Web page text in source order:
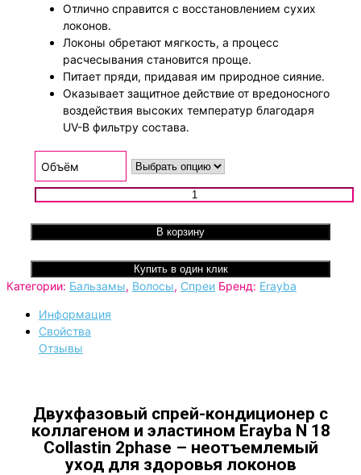
549,00 ₴
985,00 ₴
Отлично справится с восстановлением сухих
локонов.
Локоны обретают мягкость, а процесс
расчесывания становится проще.
Питает пряди, придавая им природное сияние.
Оказывает защитное действие от вредоносного
воздействия высоких температур благодаря
UV-B фильтру состава.
Объём
Количество товара Двухфазовый спрей-кондиционер с
В корзину
Купить в один клик
Категории: Бальзамы, Волосы, Спреи Бренд: Erayba
Информация
Свойства
Отзывы
Двухфазовый спрей-кондиционер с
коллагеном и эластином Erayba N 18
Collastin 2phase – неотъемлемый
уход для здоровья локонов